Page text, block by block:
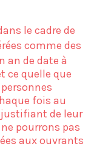
le cadre de
comme des
an de date à
ce quelle que
fois au
justifiant de leur
pourrons pas
aux ouvrants